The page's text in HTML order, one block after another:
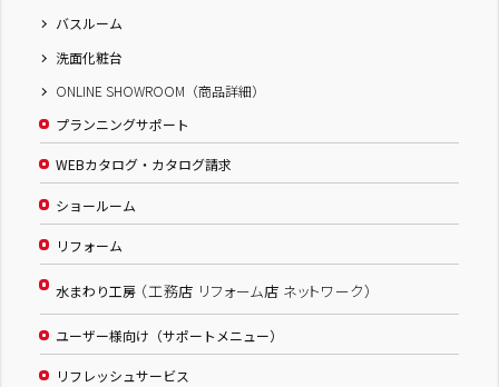
バスルーム
洗面化粧台
ONLINE SHOWROOM（商品詳細）
プランニングサポート
WEBカタログ・カタログ請求
ショールーム
リフォーム
水まわり工房 （工務店 リフォーム店 ネットワーク）
ユーザー様向け（サポートメニュー）
リフレッシュサービス